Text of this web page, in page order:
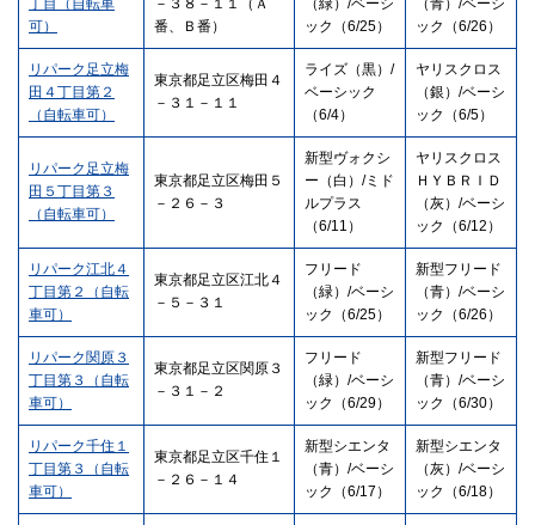
丁目（自転車
可）
－３８－１１（Ａ
番、Ｂ番）
（緑）/ベーシ
ック（6/25）
（青）/ベーシ
ック（6/26）
リパーク足立梅
田４丁目第２
（自転車可）
東京都足立区梅田４
－３１－１１
ライズ（黒）/
ベーシック
（6/4）
ヤリスクロス
（銀）/ベーシ
ック（6/5）
リパーク足立梅
田５丁目第３
（自転車可）
東京都足立区梅田５
－２６－３
新型ヴォクシ
ー（白）/ミド
ルプラス
（6/11）
ヤリスクロス
ＨＹＢＲＩＤ
（灰）/ベーシ
ック（6/12）
リパーク江北４
丁目第２（自転
車可）
東京都足立区江北４
－５－３１
フリード
（緑）/ベーシ
ック（6/25）
新型フリード
（青）/ベーシ
ック（6/26）
リパーク関原３
丁目第３（自転
車可）
東京都足立区関原３
－３１－２
フリード
（緑）/ベーシ
ック（6/29）
新型フリード
（青）/ベーシ
ック（6/30）
リパーク千住１
丁目第３（自転
車可）
東京都足立区千住１
－２６－１４
新型シエンタ
（青）/ベーシ
ック（6/17）
新型シエンタ
（灰）/ベーシ
ック（6/18）